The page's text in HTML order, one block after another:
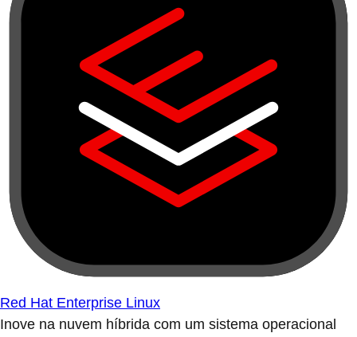
Red Hat Enterprise Linux
Inove na nuvem híbrida com um sistema operacional